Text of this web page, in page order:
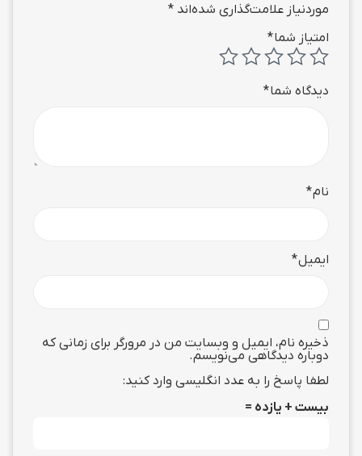
موردنیاز علامت‌گذاری شده‌اند *
امتیاز شما*
دیدگاه شما*
نام*
ایمیل*
ذخیره نام، ایمیل و وبسایت من در مرورگر برای زمانی که
دوباره دیدگاهی می‌نویسم.
لطفا پاسخ را به عدد انگلیسی وارد کنید:
بیست + یازده =